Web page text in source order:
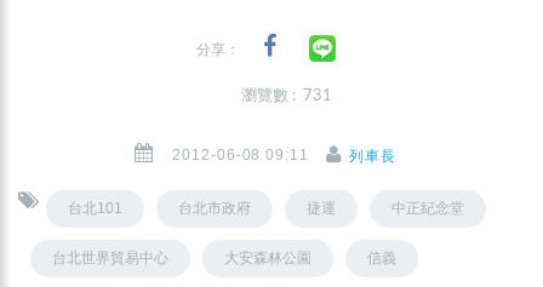
分享：
瀏覽數 : 731
2012-06-08 09:11 列車長
台北101 台北市政府 捷運 中正紀念堂
台北世界貿易中心 大安森林公園 信義